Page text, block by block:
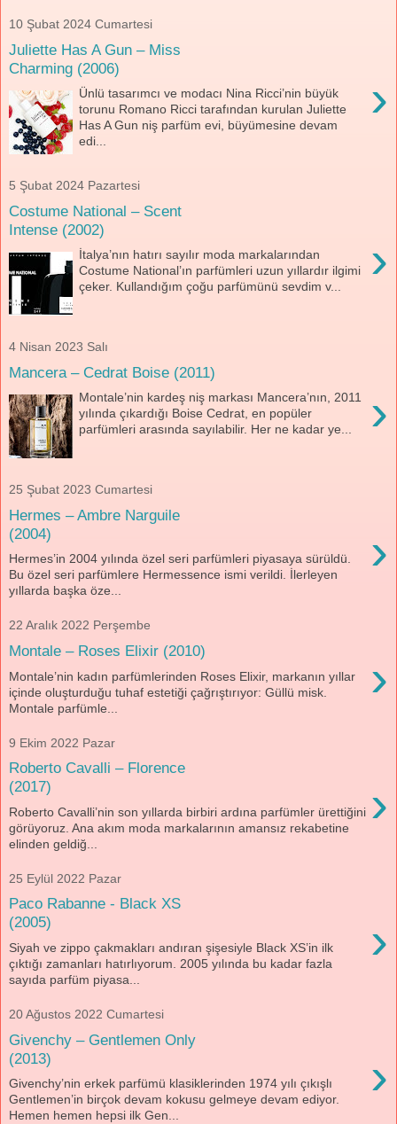
10 Şubat 2024 Cumartesi
Juliette Has A Gun – Miss
Charming (2006)
›
Ünlü tasarımcı ve modacı Nina Ricci’nin büyük
torunu Romano Ricci tarafından kurulan Juliette
Has A Gun niş parfüm evi, büyümesine devam
edi...
5 Şubat 2024 Pazartesi
Costume National – Scent
Intense (2002)
›
İtalya’nın hatırı sayılır moda markalarından
Costume National’ın parfümleri uzun yıllardır ilgimi
çeker. Kullandığım çoğu parfümünü sevdim v...
4 Nisan 2023 Salı
Mancera – Cedrat Boise (2011)
›
Montale’nin kardeş niş markası Mancera’nın, 2011
yılında çıkardığı Boise Cedrat, en popüler
parfümleri arasında sayılabilir. Her ne kadar ye...
25 Şubat 2023 Cumartesi
Hermes – Ambre Narguile
(2004)
›
Hermes’in 2004 yılında özel seri parfümleri piyasaya sürüldü.
Bu özel seri parfümlere Hermessence ismi verildi. İlerleyen
yıllarda başka öze...
22 Aralık 2022 Perşembe
Montale – Roses Elixir (2010) ›
Montale’nin kadın parfümlerinden Roses Elixir, markanın yıllar
içinde oluşturduğu tuhaf estetiği çağrıştırıyor: Güllü misk.
Montale parfümle...
9 Ekim 2022 Pazar
Roberto Cavalli – Florence
(2017)
›
Roberto Cavalli’nin son yıllarda birbiri ardına parfümler ürettiğini
görüyoruz. Ana akım moda markalarının amansız rekabetine
elinden geldiğ...
25 Eylül 2022 Pazar
Paco Rabanne - Black XS
(2005)
›
Siyah ve zippo çakmakları andıran şişesiyle Black XS’in ilk
çıktığı zamanları hatırlıyorum. 2005 yılında bu kadar fazla
sayıda parfüm piyasa...
20 Ağustos 2022 Cumartesi
Givenchy – Gentlemen Only
(2013)
›
Givenchy’nin erkek parfümü klasiklerinden 1974 yılı çıkışlı
Gentlemen’in birçok devam kokusu gelmeye devam ediyor.
Hemen hemen hepsi ilk Gen...